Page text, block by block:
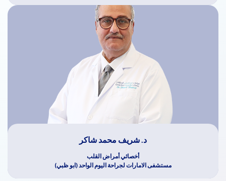
د. شريف محمد شاكر
أخصائي أمراض القلب
مستشفى الامارات لجراحة اليوم الواحد (ابو ظبي)